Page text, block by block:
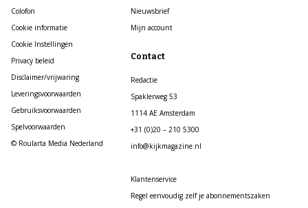
Colofon
Cookie informatie
Cookie Instellingen
Privacy beleid
Disclaimer/vrijwaring
Leveringsvoorwaarden
Gebruiksvoorwaarden
Spelvoorwaarden
© Roularta Media Nederland
Nieuwsbrief
Mijn account
Contact
Redactie
Spaklerweg 53
1114 AE Amsterdam
+31 (0)20 – 210 5300
info@kijkmagazine.nl
Klantenservice
Regel eenvoudig zelf je abonnementszaken